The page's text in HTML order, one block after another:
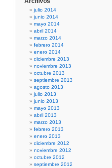
julio 2014
junio 2014
mayo 2014
abril 2014
marzo 2014
febrero 2014
enero 2014
diciembre 2013
noviembre 2013
octubre 2013
septiembre 2013
agosto 2013
julio 2013
junio 2013
mayo 2013
abril 2013
marzo 2013
febrero 2013
enero 2013
diciembre 2012
noviembre 2012
octubre 2012
septiembre 2012